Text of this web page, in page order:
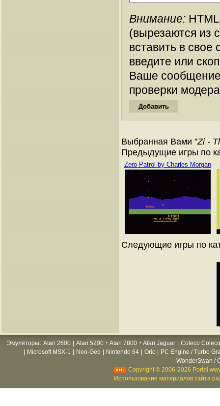
Внимание:
(вырезаются из
вставить в
введите или
Ваше
проверки
Выбранная Вами "Zi -
Предыдущие игры по
Zero Patrol by Charles Morgan
Следующие игры по
Эмуляторы : Atari 2600 Atari 5200 + Atari 7800 + Atari Jaguar
Coleco
Microsoft MSX-1 Neo-Geo Nintendo 64 Oric
PC Engine / Turbo
WonderSwan /
Copyright © 2006-2026 Portal
Использование материалов сайта